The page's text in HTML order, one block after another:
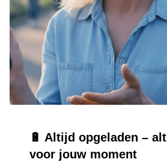
🔋 Altijd opgeladen –
voor jouw moment